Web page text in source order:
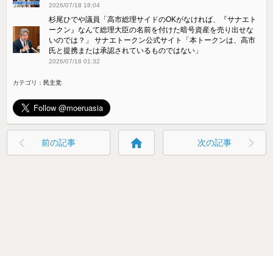
2026/07/18 18:04
杉尾ひでや議員「高市総理サイドのOKがなければ、『サナエト
ークン』なんて総理大臣の名前を付けた暗号資産を売り出せな
いのでは？」 サナエトークン公式サイト「本トークンは、高市
氏と提携または承認されているものではない」
2026/07/18 01:32
カテゴリ： 民主党
前の記事 home 次の記事